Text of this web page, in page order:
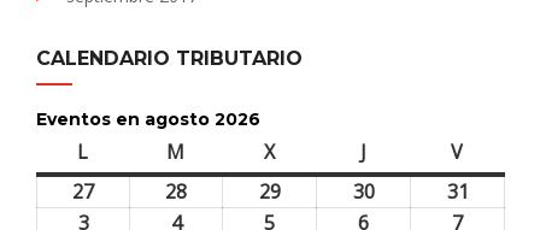
CALENDARIO TRIBUTARIO
Eventos en agosto 2026
L M Xmiércoles J Vviernes
2727
28 2929
3030
31
33 44 5 6 77